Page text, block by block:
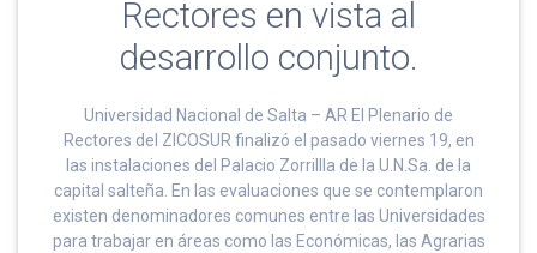
Rectores en vista al
desarrollo conjunto.
Universidad Nacional de Salta – AR El Plenario de
Rectores del ZICOSUR finalizó el pasado viernes 19, en
las instalaciones del Palacio Zorrillla de la U.N.Sa. de la
capital salteña. En las evaluaciones que se contemplaron
existen denominadores comunes entre las Universidades
para trabajar en áreas como las Económicas, las Agrarias